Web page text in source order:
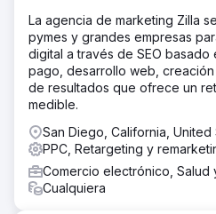
La agencia de marketing Zilla
pymes y grandes empresas
digital a través de SEO
pago, desarrollo web,
de resultados que ofrece un
medible.
San Diego, California, United
PPC, Retargeting y
Comercio electrónico, Salud
Cualquiera